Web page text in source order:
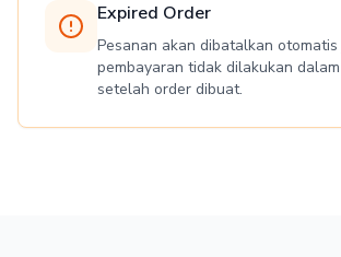
Expired Order
Pesanan akan dibatalkan otomatis
pembayaran tidak dilakukan
setelah order dibuat.